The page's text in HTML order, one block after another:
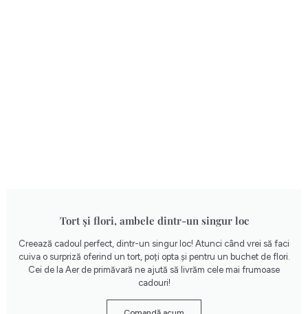
Tort și flori, ambele dintr-un singur loc
Creează cadoul perfect, dintr-un singur loc! Atunci când vrei să faci
cuiva o surpriză oferind un tort, poți opta și pentru un buchet de flori.
Cei de la Aer de primăvară ne ajută să livrăm cele mai frumoase
cadouri!